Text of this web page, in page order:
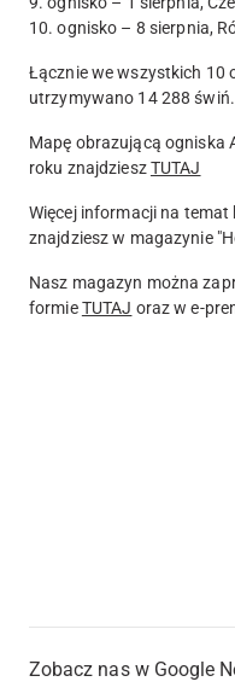
10. ognisko – 8 sierpnia,
Łącznie we wszystkich 10
utrzymywano 14 288 świń.
Mapę obrazującą ogniska
roku znajdzieszTUTAJ
Więcej informacji na
znajdziesz w magazynie
Nasz magazyn można
formieTUTAJ oraz we-
Zobacz nas w Google